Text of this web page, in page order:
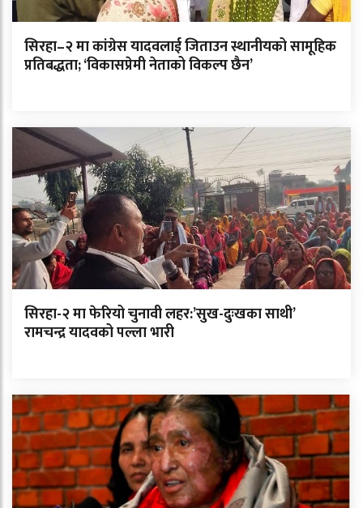
सिरहा–२ मा कांग्रेस यादवलाई जिताउन स्थानीयको सामूहिक
प्रतिबद्धता; ‘विकासप्रेमी नेताको विकल्प छैन’
सिरहा-२ मा फेरियो चुनावी लहर:’सुख-दुःखका साथी’
रामचन्द्र यादवको पल्ला भारी